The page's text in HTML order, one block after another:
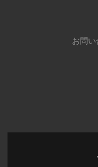
お問